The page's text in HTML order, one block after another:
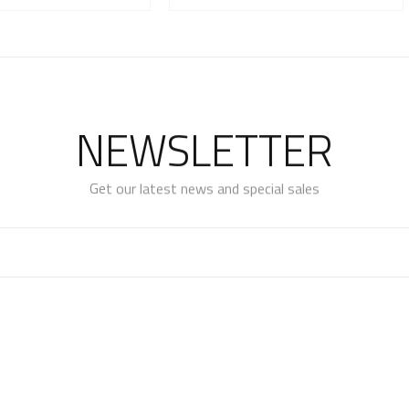
NEWSLETTER
Get our latest news and special sales